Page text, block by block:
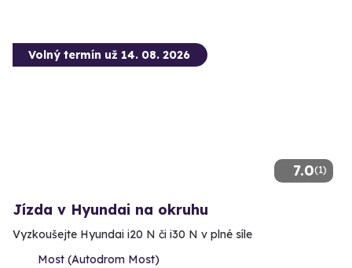
7.0(1)
Volný termín už 14. 08. 2026
Jízda v Hyundai na okruhu
Vyzkoušejte Hyundai i20 N či i30 N v plné síle
Most (Autodrom Most)